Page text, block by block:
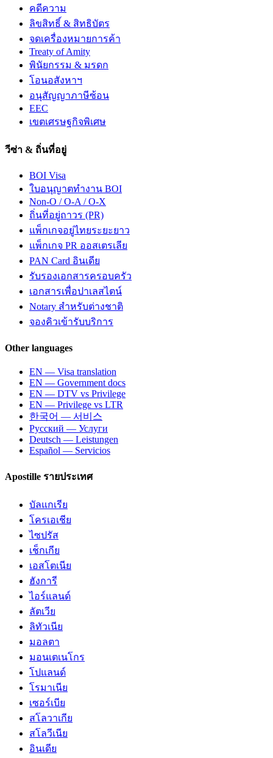
คดีความ
ลิขสิทธิ์ & สิทธิบัตร
จดเครื่องหมายการค้า
Treaty of Amity
พินัยกรรม & มรดก
โอนอสังหาฯ
อนุสัญญาภาษีซ้อน
EEC
เขตเศรษฐกิจพิเศษ
วีซ่า & ถิ่นที่อยู่
BOI Visa
ใบอนุญาตทำงาน BOI
Non-O / O-A / O-X
ถิ่นที่อยู่ถาวร (PR)
แพ็กเกจอยู่ไทยระยะยาว
แพ็กเกจ PR ออสเตรเลีย
PAN Card อินเดีย
รับรองเอกสารครอบครัว
เอกสารเพื่อปาเลสไตน์
Notary สำหรับต่างชาติ
จองคิวเข้ารับบริการ
Other languages
EN — Visa translation
EN — Government docs
EN — DTV vs Privilege
EN — Privilege vs LTR
한국어 — 서비스
Русский — Услуги
Deutsch — Leistungen
Español — Servicios
Apostille รายประเทศ
บัลแกเรีย
โครเอเชีย
ไซปรัส
เช็กเกีย
เอสโตเนีย
ฮังการี
ไอร์แลนด์
ลัตเวีย
ลิทัวเนีย
มอลตา
มอนเตเนโกร
โปแลนด์
โรมาเนีย
เซอร์เบีย
สโลวาเกีย
สโลวีเนีย
อินเดีย